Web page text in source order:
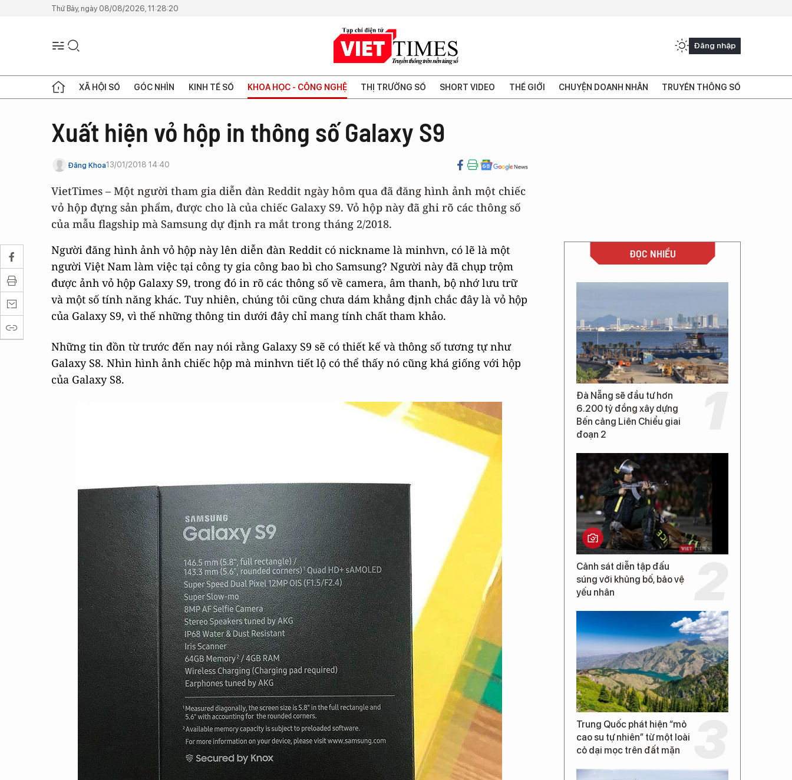
Thứ Bảy, ngày 08/08/2026, 11:28:20
Đăng nhập
XÃ HỘI SỐ GÓC NHÌN KINH TẾ SỐ KHOA HỌC - CÔNG NGHỆ THỊ TRƯỜNG SỐ SHORT VIDEO THẾ GIỚI CHUYỆN DOANH NHÂN TRUYỀN THÔNG SỐ
Xuất hiện vỏ hộp in thông số Galaxy S9
Đăng Khoa13/01/2018 14:40
VietTimes – Một người tham gia diễn đàn Reddit ngày hôm qua đã đăng hình ảnh một chiếc
vỏ hộp đựng sản phẩm, được cho là của chiếc Galaxy S9. Vỏ hộp này đã ghi rõ các thông số
của mẫu flagship mà Samsung dự định ra mắt trong tháng 2/2018.
Người đăng hình ảnh vỏ hộp này lên diễn đàn Reddit có nickname là minhvn, có lẽ là một
người Việt Nam làm việc tại công ty gia công bao bì cho Samsung? Người này đã chụp trộm
được ảnh vỏ hộp Galaxy S9, trong đó in rõ các thông số về camera, âm thanh, bộ nhớ lưu trữ
và một số tính năng khác. Tuy nhiên, chúng tôi cũng chưa dám khẳng định chắc đây là vỏ hộp
của Galaxy S9, vì thế những thông tin dưới đây chỉ mang tính chất tham khảo.
Những tin đồn từ trước đến nay nói rằng Galaxy S9 sẽ có thiết kế và thông số tương tự như
Galaxy S8. Nhìn hình ảnh chiếc hộp mà minhvn tiết lộ có thể thấy nó cũng khá giống với hộp
của Galaxy S8.
ĐỌC NHIỀU
Đà Nẵng sẽ đầu tư hơn
6.200 tỷ đồng xây dựng
Bến cảng Liên Chiểu giai
đoạn 2
Cảnh sát diễn tập đấu
súng với khủng bố, bảo vệ
yếu nhân
Trung Quốc phát hiện “mỏ
cao su tự nhiên” từ một loài
cỏ dại mọc trên đất mặn